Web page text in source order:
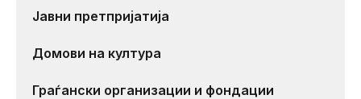
Јавни претпријатија
Домови на култура
Граѓански организации и фондации